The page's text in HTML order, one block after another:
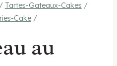
/ Tartes-Gateaux-Cakes /
Cake /
au